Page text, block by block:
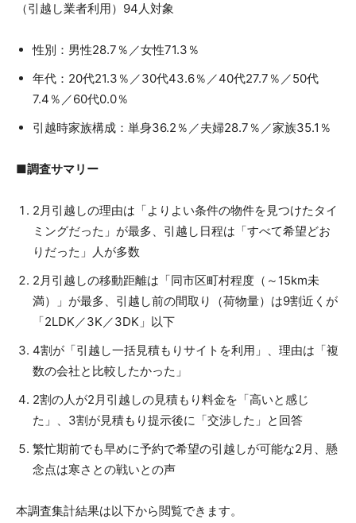
（引越し業者利用）94人対象
性別：男性28.7％／女性71.3％
年代：20代21.3％／30代43.6％／40代27.7％／50代
7.4％／60代0.0％
引越時家族構成：単身36.2％／夫婦28.7％／家族35.1％
■調査サマリー
2月引越しの理由は「よりよい条件の物件を見つけたタイ
ミングだった」が最多、引越し日程は「すべて希望どお
りだった」人が多数
2月引越しの移動距離は「同市区町村程度（～15km未
満）」が最多、引越し前の間取り（荷物量）は9割近くが
「2LDK／3K／3DK」以下
4割が「引越し一括見積もりサイトを利用」、理由は「複
数の会社と比較したかった」
2割の人が2月引越しの見積もり料金を「高いと感じ
た」、3割が見積もり提示後に「交渉した」と回答
繁忙期前でも早めに予約で希望の引越しが可能な2月、懸
念点は寒さとの戦いとの声
本調査集計結果は以下から閲覧できます。